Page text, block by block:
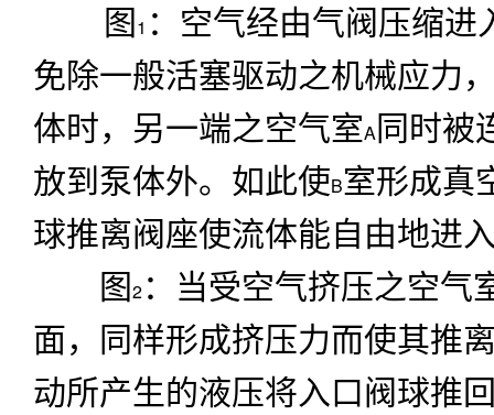
图1 ：空气经由气阀压缩进
免除一般活塞驱动之机械应力
体时，另一端之空气室A同时被
放到泵体外。如此使B室形成真
球推离阀座使流体能自由地进
图2 ：当受空气挤压之空气
面，同样形成挤压力而使其推
动所产生的液压将入口阀球推